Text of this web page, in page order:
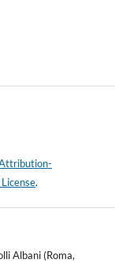
.
Albani (Roma,